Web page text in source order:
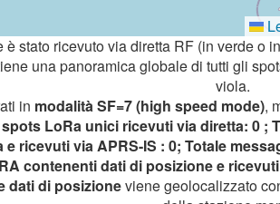
stato ricevuto via diretta RF (in verde o
una panoramica globale di tutti gli
viola.
in modalità SF=7 (high speed mode),
LoRa unici ricevuti via diretta: 0 ;
ricevuti via APRS-IS : 0; Totale
contenenti dati di posizione e
dati di posizioneviene geolocalizzato